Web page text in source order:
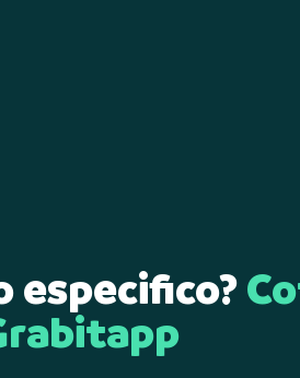
especifico?